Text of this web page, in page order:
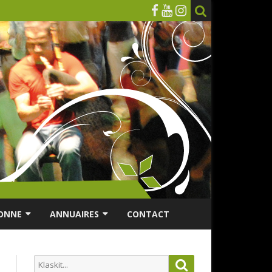
ANNUAIRES
ANNUAIRES DES MUSICIENS
CONTACT
Search